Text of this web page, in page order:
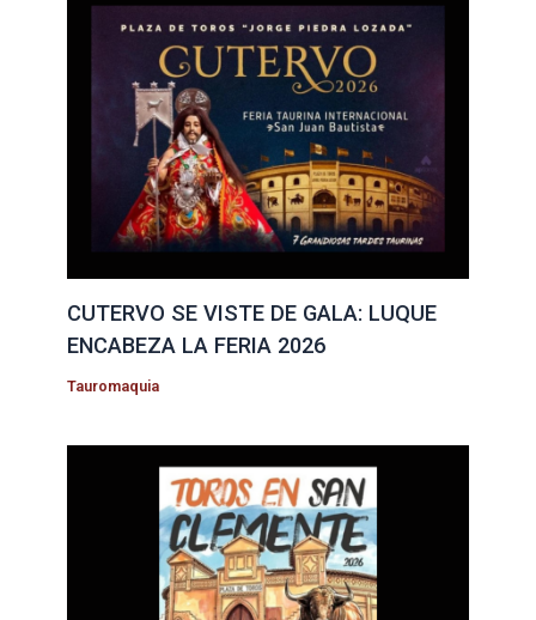
CUTERVO SE VISTE DE GALA: LUQUE
ENCABEZA LA FERIA 2026
Tauromaquia